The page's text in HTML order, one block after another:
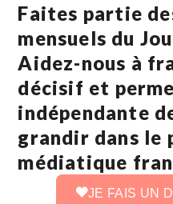
Faites partie
mensuels du
Aidez-nous à
décisif et
indépendante
grandir dans le
médiatique
JE FAIS UN